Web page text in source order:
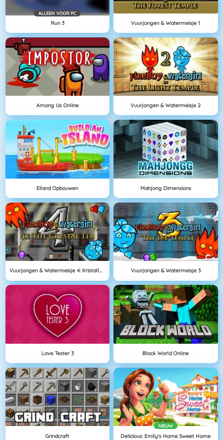
ALLEEN VOOR PC
Run 3 Vuurjongen & Watermeisje 1
Among Us Online Vuurjongen & Watermeisje 2
Eiland Opbouwen Mahjong Dimensions
Vuurjongen & Watermeisje 4: Kristallen Tempel Vuurjongen & Watermeisje 3
Love Tester 3 Block World Online
Grindcraft
NIEUW
Delicious: Emily's Home Sweet Home